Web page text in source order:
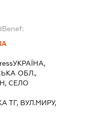
УКРАЇНА,
ОБЛ.,
СЕЛО
ТГ, ВУЛ.МИРУ,